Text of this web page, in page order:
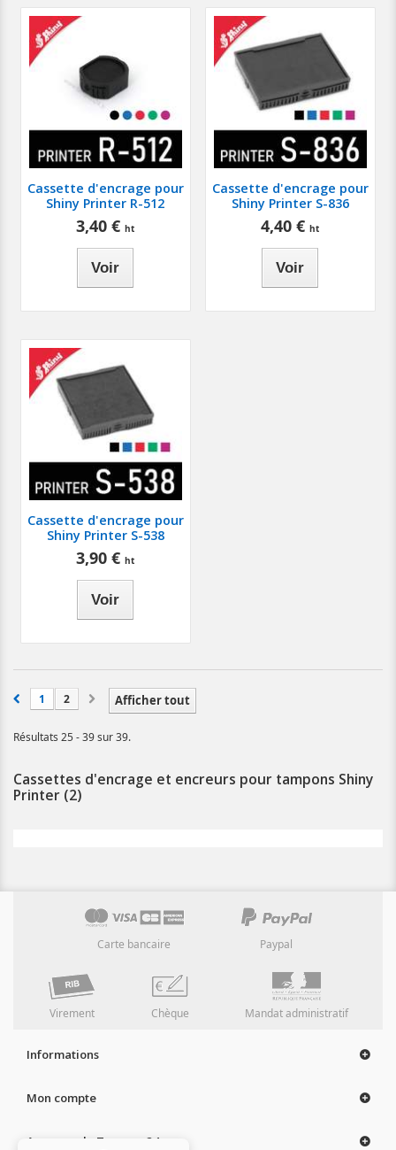
Cassette d'encrage pour
Shiny Printer R-512
3,40 €
Voir
Cassette d'encrage pour
Shiny Printer S-836
4,40 €
Voir
Cassette d'encrage pour
Shiny Printer S-538
3,90 €
Voir
Afficher tout
1 2
Résultats 25 - 39 sur 39.
Cassettes d'encrage et encreurs pour tampons Shiny
Printer (2)
Carte bancaire Paypal
Virement Chèque Mandat administratif
Informations
Mon compte
A propos de Tampon 24